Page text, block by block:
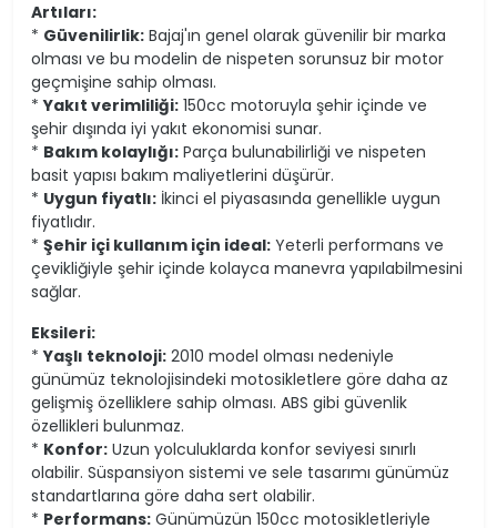
Artıları:
* Güvenilirlik: Bajaj'ın genel olarak güvenilir bir marka
olması ve bu modelin de nispeten sorunsuz bir motor
geçmişine sahip olması.
*Yakıt verimliliği: 150cc motoruyla şehir içinde ve
şehir dışında iyi yakıt ekonomisi sunar.
* Bakım kolaylığı: Parça bulunabilirliği ve nispeten
basit yapısı bakım maliyetlerini düşürür.
* Uygun fiyatlı: İkinci el piyasasında genellikle uygun
fiyatlıdır.
* Şehir içi kullanım için ideal: Yeterli performans ve
çevikliğiyle şehir içinde kolayca manevra yapılabilmesini
sağlar.
Eksileri:
*Yaşlı teknoloji: 2010 model olması nedeniyle
günümüz teknolojisindeki motosikletlere göre daha az
gelişmiş özelliklere sahip olması. ABS gibi güvenlik
özellikleri bulunmaz.
* Konfor: Uzun yolculuklarda konfor seviyesi sınırlı
olabilir. Süspansiyon sistemi ve sele tasarımı günümüz
standartlarına göre daha sert olabilir.
* Performans: Günümüzün 150cc motosikletleriyle